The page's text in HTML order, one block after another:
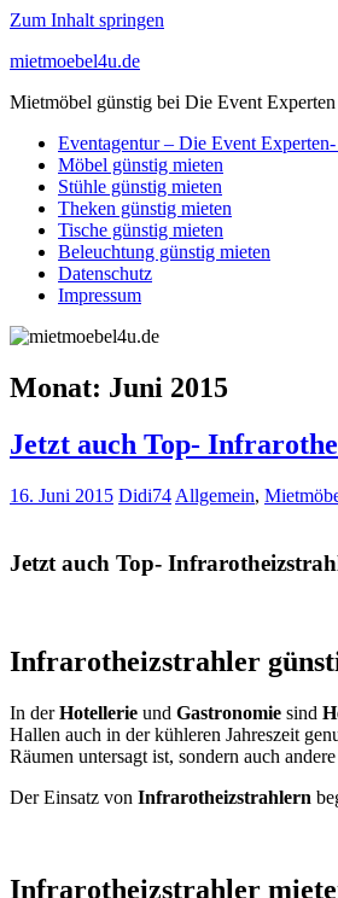
Zum Inhalt springen
mietmoebel4u.de
Mietmöbel günstig bei Die Event
Eventagentur – Die Event
Möbel günstig mieten
Stühle günstig mieten
Theken günstig mieten
Tische günstig mieten
Beleuchtung günstig mieten
Datenschutz
Impressum
Monat: Juni 2015
Jetzt auch Top-
16. Juni 2015 Didi74 Allgemein,
Jetzt auch Top-
Infrarotheizstrahler
In derHotellerie und Gastronomie sind
Hallen auch in der kühleren Jahreszeit
Räumen untersagt ist, sondern auch
Der Einsatz von Infrarotheizstrahlern
Infrarotheizstrahler